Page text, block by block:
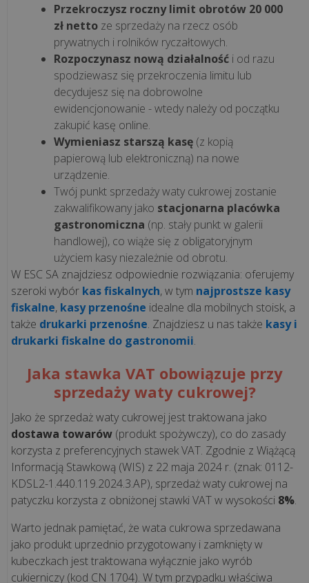
skutecznie
obniżyć
gastronomii?
Praktyczne
pora...
Jednolity
Kontrolny
jest
co
się
na
skład...
Korzyści
z
aplikacji
POSbistro
na
urządzeniach
mobilnych
wszystkie
artykuły
Przekroczysz roczny limit obrotów 20 000
zł nettoze sprzedaży na rzecz osób
prywatnych i rolników ryczałtowych.
Rozpoczynasz nową działalnośći od razu
spodziewasz się przekroczenia limitu lub
decydujesz się na dobrowolne
ewidencjonowanie - wtedy należy od początku
zakupić kasę online.
Wymieniasz starszą kasę(z kopią
papierową lub elektroniczną) na nowe
urządzenie.
Twój punkt sprzedaży waty cukrowej zostanie
zakwalifikowany jako stacjonarna placówka
gastronomiczna (np. stały punkt w galerii
handlowej), co wiąże się z obligatoryjnym
użyciem kasy niezależnie od obrotu.
W ESC SA znajdziesz odpowiednie rozwiązania: oferujemy
szeroki wybór kas fiskalnych, w tym najprostsze kasy
fiskalne, kasy przenośne idealne dla mobilnych stoisk, a
także drukarki przenośne. Znajdziesz u nas także kasy i
drukarki fiskalne do gastronomii.
Jaka stawka VAT obowiązuje przy
sprzedaży waty cukrowej?
Jako że sprzedaż waty cukrowej jest traktowana jako
dostawa towarów (produkt spożywczy), co do zasady
korzysta z preferencyjnych stawek VAT. Zgodnie z Wiążącą
Informacją Stawkową (WIS) z 22 maja 2024 r. (znak: 0112-
KDSL2-1.440.119.2024.3.AP), sprzedaż waty cukrowej na
patyczku korzysta z obniżonej stawki VAT w wysokości 8%.
Warto jednak pamiętać, że wata cukrowa sprzedawana
jako produkt uprzednio przygotowany i zamknięty w
kubeczkach jest traktowana wyłącznie jako wyrób
cukierniczy (kod CN 1704). W tym przypadku właściwa